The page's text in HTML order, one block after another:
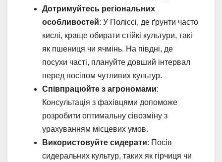
Дотримуйтесь регіональних
особливостей: У Поліссі, де ґрунти часто
кислі, краще обирати стійкі культури, такі
як пшениця чи ячмінь. На півдні, де
посухи часті, плануйте довший інтервал
перед посівом чутливих культур.
Співпрацюйте з агрономами:
Консультація з фахівцями допоможе
розробити оптимальну сівозміну з
урахуванням місцевих умов.
Використовуйте сидерати: Посів
сидеральних культур, таких як гірчиця чи